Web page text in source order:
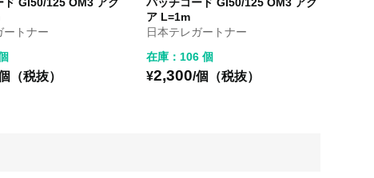
ド GI50/125 OM3 アク
ートナー
（税抜）
パッチコード GI50/125 OM3 アク
ア L=1m
日本テレガートナー
在庫：106 個
¥2,300/個（税抜）